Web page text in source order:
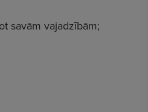
savām vajadzībām;